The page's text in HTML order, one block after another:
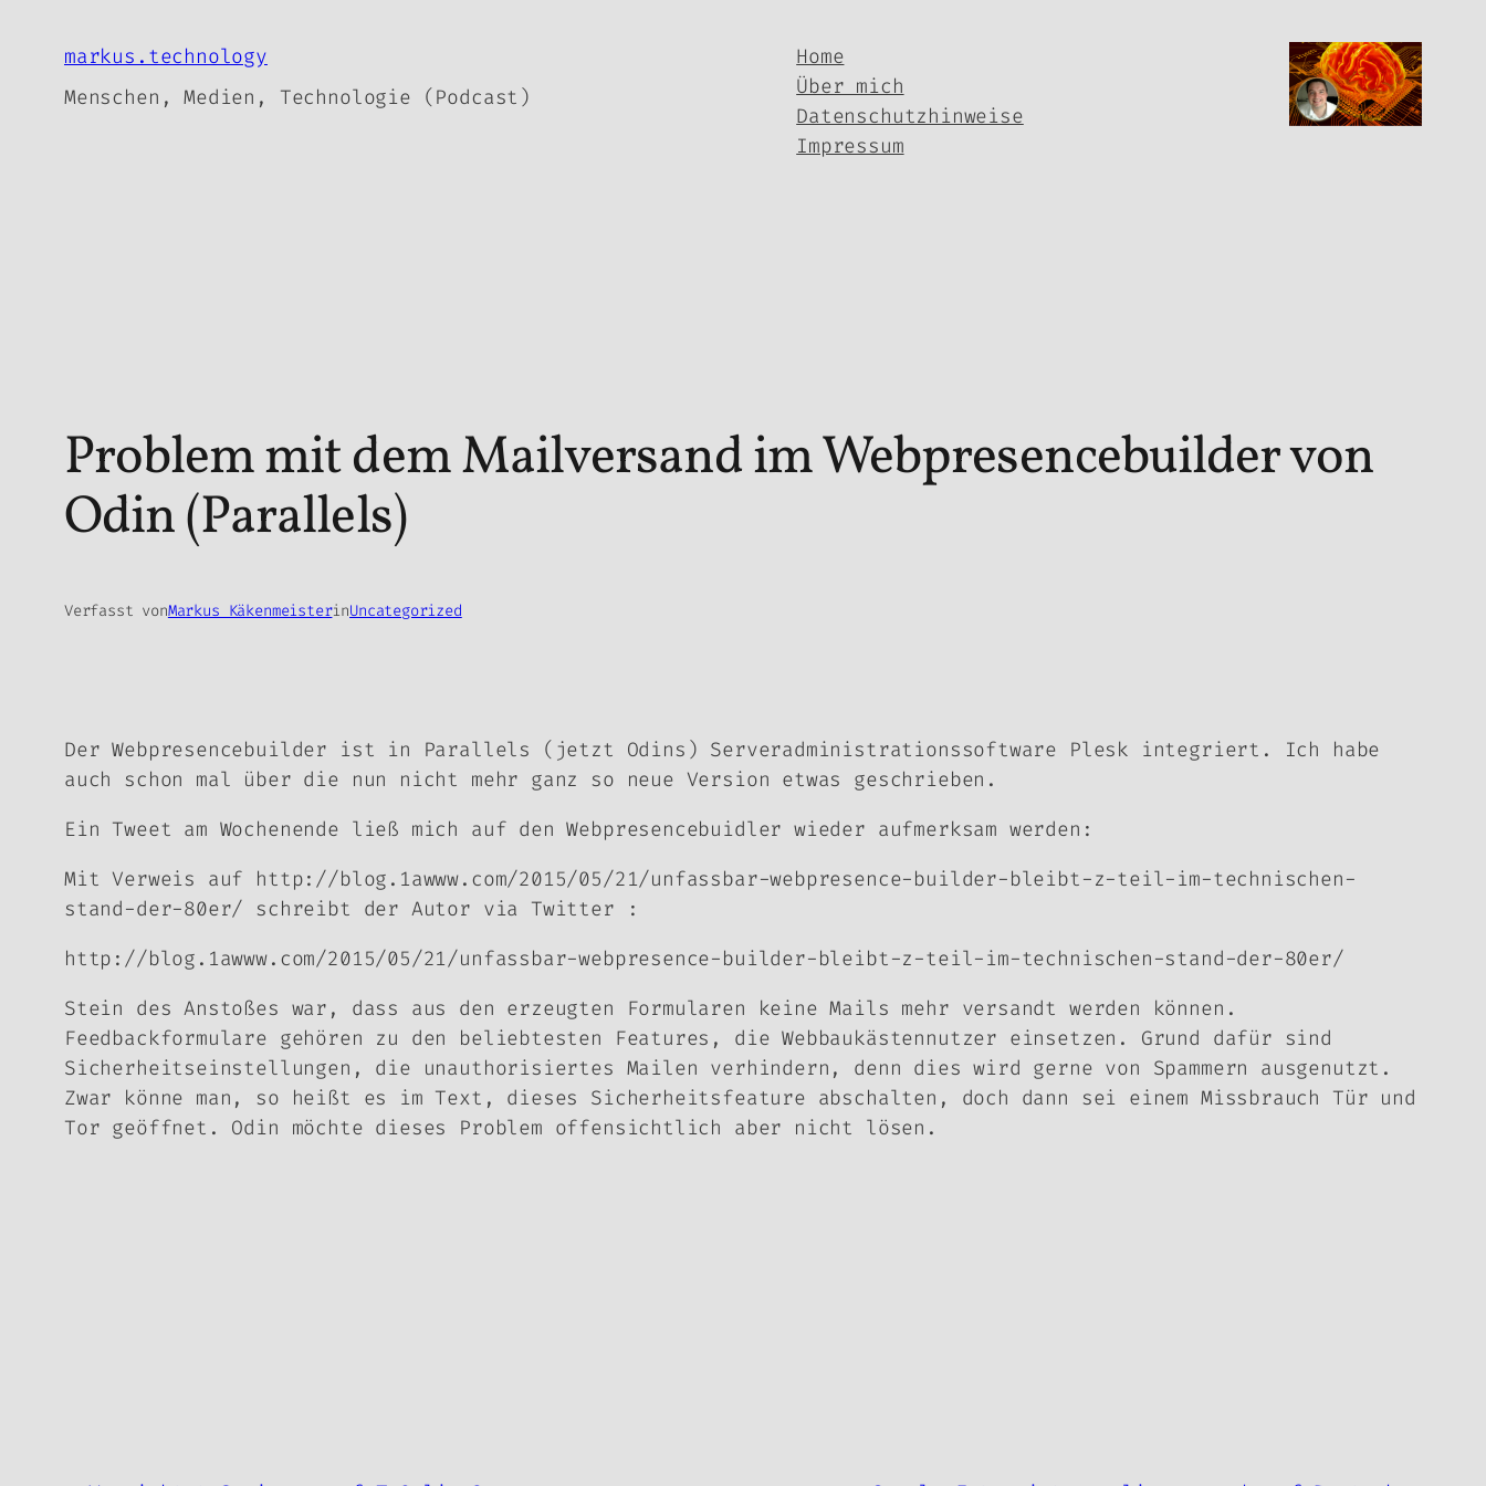
Inhaltmarkus.technology
Menschen, Medien, Technologie (Podcast)
Home
Über mich
Datenschutzhinweise
Impressum
Problem mit dem Mailversand im Webpresencebuilder von
Odin (Parallels)
Verfasst vonMarkus KäkenmeisterinUncategorized
Der Webpresencebuilder ist in Parallels (jetzt Odins) Serveradministrationssoftware Plesk integriert. Ich habe
auch schon mal über die nun nicht mehr ganz so neue Version etwas geschrieben.
Ein Tweet am Wochenende ließ mich auf den Webpresencebuidler wieder aufmerksam werden:
Mit Verweis auf http://blog.1awww.com/2015/05/21/unfassbar-webpresence-builder-bleibt-z-teil-im-technischen-
stand-der-80er/ schreibt der Autor via Twitter :
http://blog.1awww.com/2015/05/21/unfassbar-webpresence-builder-bleibt-z-teil-im-technischen-stand-der-80er/
Stein des Anstoßes war, dass aus den erzeugten Formularen keine Mails mehr versandt werden können.
Feedbackformulare gehören zu den beliebtesten Features, die Webbaukästennutzer einsetzen. Grund dafür sind
Sicherheitseinstellungen, die unauthorisiertes Mailen verhindern, denn dies wird gerne von Spammern ausgenutzt.
Zwar könne man, so heißt es im Text, dieses Sicherheitsfeature abschalten, doch dann sei einem Missbrauch Tür und
Tor geöffnet. Odin möchte dieses Problem offensichtlich aber nicht lösen.